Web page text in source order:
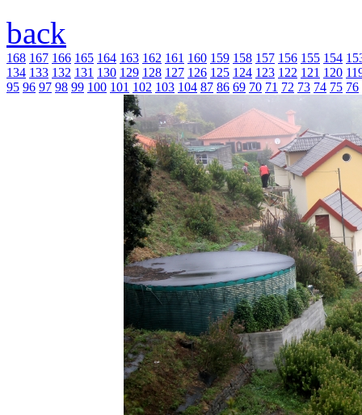
back
168 167 166 165 164 163 162 161 160 159 158 157 156 155 154
134 133 132 131 130 129 128 127 126 125 124 123 122 121 120
95 96 97 98 99 100 101 102 103 104 87 86 69 70 71 72 73 74 75 76